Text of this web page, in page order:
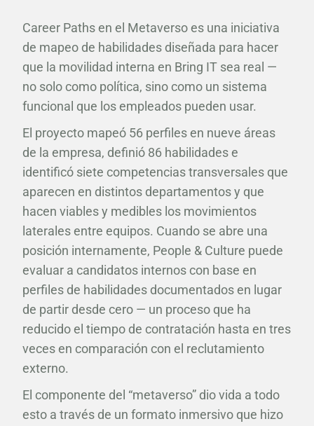
Career Paths en el Metaverso es una iniciativa
de mapeo de habilidades diseñada para hacer
que la movilidad interna en Bring IT sea real —
no solo como política, sino como un sistema
funcional que los empleados pueden usar.
El proyecto mapeó 56 perfiles en nueve áreas
de la empresa, definió 86 habilidades e
identificó siete competencias transversales que
aparecen en distintos departamentos y que
hacen viables y medibles los movimientos
laterales entre equipos. Cuando se abre una
posición internamente, People & Culture puede
evaluar a candidatos internos con base en
perfiles de habilidades documentados en lugar
de partir desde cero — un proceso que ha
reducido el tiempo de contratación hasta en tres
veces en comparación con el reclutamiento
externo.
El componente del “metaverso” dio vida a todo
esto a través de un formato inmersivo que hizo